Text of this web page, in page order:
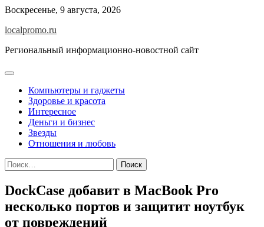
Перейти
содержимому
Воскресенье, 9 августа, 2026
localpromo.ru
Региональный информационно-новостной сайт
Компьютеры и гаджеты
Здоровье и красота
Интересное
Деньги и бизнес
Звезды
Отношения и любовь
Найти:
DockCase добавит в MacBook Pro
несколько портов и защитит ноутбук
от повреждений